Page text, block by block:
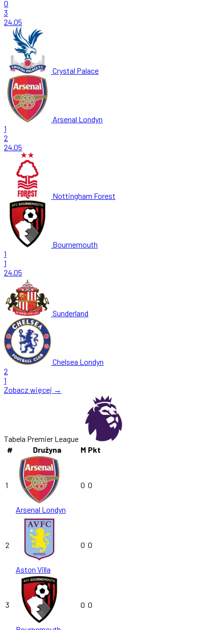
0
3
24.05
Crystal Palace
Arsenal Londyn
1
2
24.05
Nottingham Forest
Bournemouth
1
1
24.05
Sunderland
Chelsea Londyn
2
1
Zobacz więcej →
Tabela Premier League
#
Drużyna M Pkt
1
Arsenal Londyn
0 0
2
Aston Villa
0 0
3 0 0